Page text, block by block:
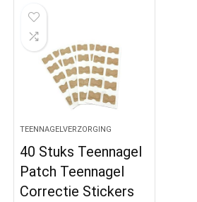
TEENNAGELVERZORGING
40 Stuks Teennagel
Patch Teennagel
Correctie Stickers